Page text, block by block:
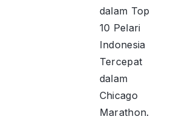
dalam Top
10 Pelari
Indonesia
Tercepat
dalam
Chicago
Marathon.